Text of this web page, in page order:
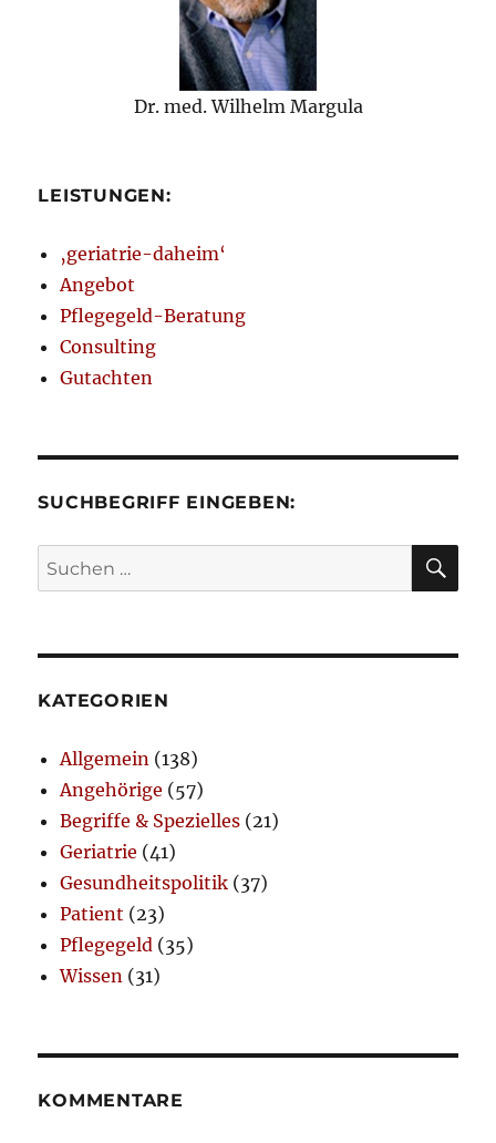
Dr. med. Wilhelm Margula
LEISTUNGEN:
‚geriatrie-daheim‘
Angebot
Pflegegeld-Beratung
Consulting
Gutachten
SUCHBEGRIFF EINGEBEN:
Suchen
nach:
KATEGORIEN
Allgemein (138)
Angehörige (57)
Begriffe & Spezielles (21)
Geriatrie (41)
Gesundheitspolitik (37)
Patient (23)
Pflegegeld (35)
Wissen (31)
KOMMENTARE